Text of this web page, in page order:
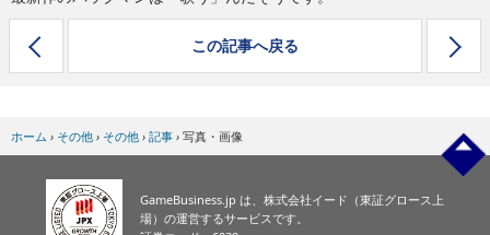
この記事へ戻る
ホーム › その他 › その他 › 記事 › 写真・画像
GameBusiness.jp は、株式会社イード（東証グロース上
場）の運営するサービスです。